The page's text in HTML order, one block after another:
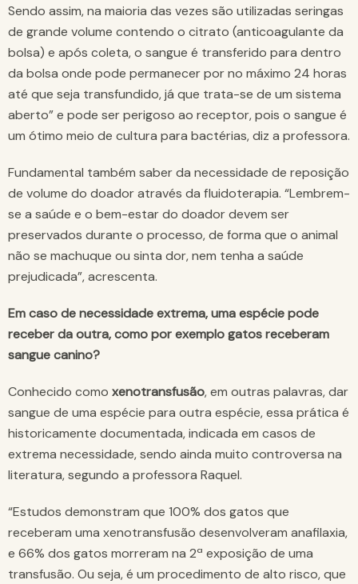
Sendo assim, na maioria das vezes são utilizadas seringas
de grande volume contendo o citrato (anticoagulante da
bolsa) e após coleta, o sangue é transferido para dentro
da bolsa onde pode permanecer por no máximo 24 horas
até que seja transfundido, já que trata-se de um sistema
aberto” e pode ser perigoso ao receptor, pois o sangue é
um ótimo meio de cultura para bactérias, diz a professora.
Fundamental também saber da necessidade de reposição
de volume do doador através da fluidoterapia. “Lembrem-
se a saúde e o bem-estar do doador devem ser
preservados durante o processo, de forma que o animal
não se machuque ou sinta dor, nem tenha a saúde
prejudicada”, acrescenta.
Em caso de necessidade extrema, uma espécie pode
receber da outra, como por exemplo gatos receberam
sangue canino?
Conhecido como xenotransfusão, em outras palavras, dar
sangue de uma espécie para outra espécie, essa prática é
historicamente documentada, indicada em casos de
extrema necessidade, sendo ainda muito controversa na
literatura, segundo a professora Raquel.
“Estudos demonstram que 100% dos gatos que
receberam uma xenotransfusão desenvolveram anafilaxia,
e 66% dos gatos morreram na 2ª exposição de uma
transfusão. Ou seja, é um procedimento de alto risco, que